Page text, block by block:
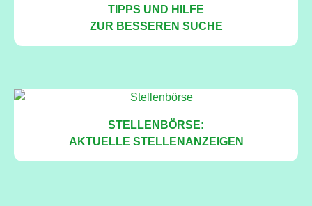
TIPPS UND HILFE
ZUR BESSEREN SUCHE
STELLENBÖRSE:
AKTUELLE STELLENANZEIGEN